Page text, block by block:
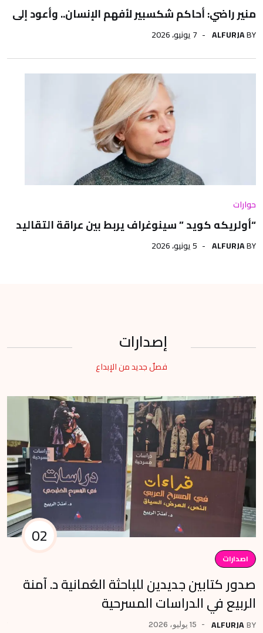
منير راضي: أحاكم شكسبير لأفهم الإنسان.. وأعود إلى
BY
ALFURJA 7 يونيو، 2026
حوارات
“أولريكه كويد ” سينوغراف يربط بين عراقة التقاليد
BY
ALFURJA 5 يونيو، 2026
إصدارات
فصلٌ جديد من الإبداع
02
اصدارات
صدور كتابين جديدين للباحثة العُمانية د. آمنة
الربيع في الدراسات المسرحية
BY
ALFURJA 15 يوليو، 2026